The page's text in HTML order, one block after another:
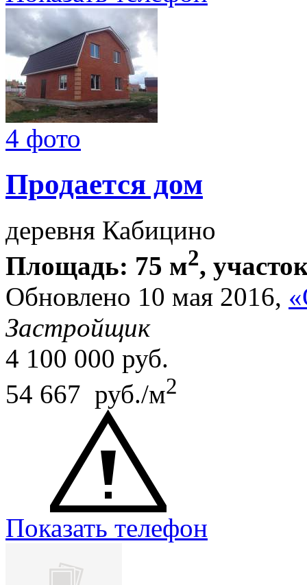
4 фото
Продается дом
деревня Кабицино
Площадь: 75 м2,
Обновлено 10 мая 2016,
Застройщик
4 100 000 руб.
54 667 руб./м2
Показать телефон